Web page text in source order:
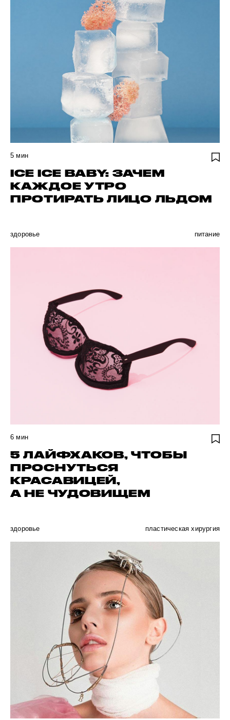
5 мин
ICE ICE BABY: ЗАЧЕМ
КАЖДОЕ УТРО
ПРОТИРАТЬ ЛИЦО ЛЬДОМ
здоровье питание
6 мин
5 ЛАЙФХАКОВ, ЧТОБЫ
ПРОСНУТЬСЯ
КРАСАВИЦЕЙ,
А НЕ ЧУДОВИЩЕМ
здоровье пластическая хирургия